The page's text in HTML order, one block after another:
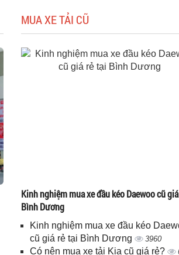
MUA XE TẢI CŨ
Kinh nghiệm mua xe đầu kéo Daewoo cũ
Bình Dương
Kinh nghiệm mua xe đầu kéo
cũ giá rẻ tại Bình Dương
3960
Có nên mua xe tải Kia cũ giá rẻ?